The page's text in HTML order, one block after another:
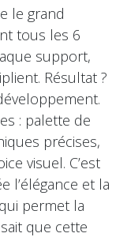
le grand
tous les 6
support,
Résultat ?
: palette de
précises,
visuel. C’est
l’élégance et la
permet la
que cette